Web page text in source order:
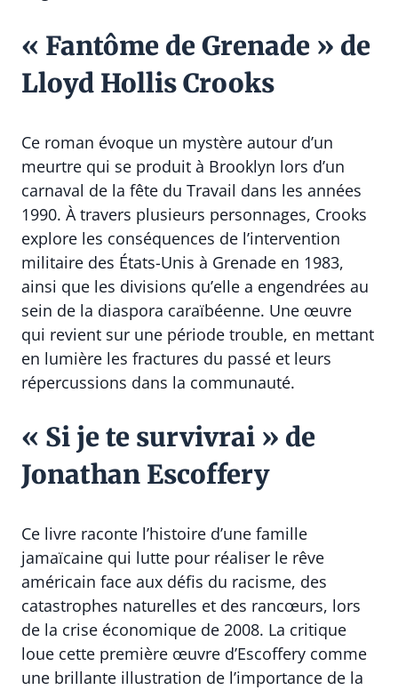
« Fantôme de Grenade » de
Lloyd Hollis Crooks
Ce roman évoque un mystère autour d’un
meurtre qui se produit à Brooklyn lors d’un
carnaval de la fête du Travail dans les années
1990. À travers plusieurs personnages, Crooks
explore les conséquences de l’intervention
militaire des États-Unis à Grenade en 1983,
ainsi que les divisions qu’elle a engendrées au
sein de la diaspora caraïbéenne. Une œuvre
qui revient sur une période trouble, en mettant
en lumière les fractures du passé et leurs
répercussions dans la communauté.
« Si je te survivrai » de
Jonathan Escoffery
Ce livre raconte l’histoire d’une famille
jamaïcaine qui lutte pour réaliser le rêve
américain face aux défis du racisme, des
catastrophes naturelles et des rancœurs, lors
de la crise économique de 2008. La critique
loue cette première œuvre d’Escoffery comme
une brillante illustration de l’importance de la